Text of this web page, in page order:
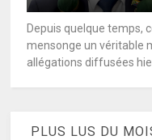
Depuis quelque temps,
mensonge un véritable
allégations diffusées hier
PLUS LUS DU